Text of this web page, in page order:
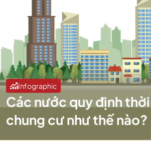
Infographic
Các nước quy định
chung cư như thế nào?